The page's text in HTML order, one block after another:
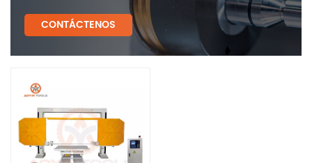
CONTÁCTENOS